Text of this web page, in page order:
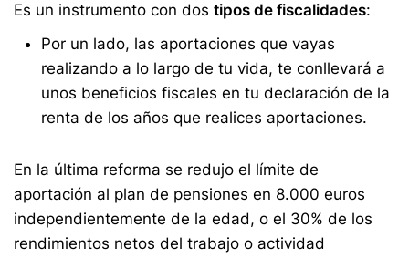
Es un instrumento con dos tipos de fiscalidades:
Por un lado, las aportaciones que vayas
realizando a lo largo de tu vida, te conllevará a
unos beneficios fiscales en tu declaración de la
renta de los años que realices aportaciones.
En la última reforma se redujo el límite de
aportación al plan de pensiones en 8.000 euros
independientemente de la edad, o el 30% de los
rendimientos netos del trabajo o actividad